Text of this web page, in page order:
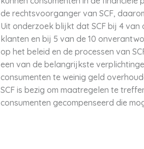
de rechtsvoorganger van SCF,
Uit onderzoek blijkt dat SCF bij 4
klanten en bij 5 van de 10
op het beleid en de processen van
een van de belangrijkste
consumenten te weinig geld
SCF is bezig om maatregelen te
consumenten gecompenseerd die